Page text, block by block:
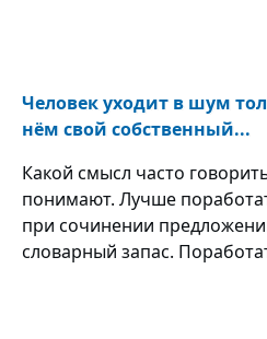
Человек уходит в шум
нём свой собственный...
Какой смысл часто
понимают. Лучше
при сочинении
словарный запас.